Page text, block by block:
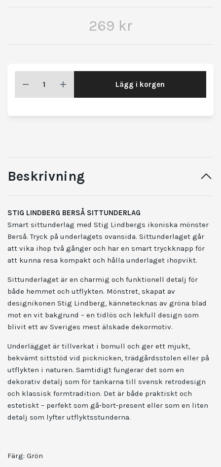
269 kr
Lägg i korgen
Beskrivning
STIG LINDBERG BERSÅ SITTUNDERLAG
Smart sittunderlag med Stig Lindbergs ikoniska mönster
Berså. Tryck på underlagets ovansida. Sittunderlaget går
att vika ihop två gånger och har en smart tryckknapp för
att kunna resa kompakt och hålla underlaget ihopvikt.
Sittunderlaget är en charmig och funktionell detalj för
både hemmet och utflykten. Mönstret, skapat av
designikonen Stig Lindberg, kännetecknas av gröna blad
mot en vit bakgrund – en tidlös och lekfull design som
blivit ett av Sveriges mest älskade dekormotiv.
Underlägget är tillverkat i bomull och ger ett mjukt,
bekvämt sittstöd vid picknicken, trädgårdsstolen eller på
utflykten i naturen. Samtidigt fungerar det som en
dekorativ detalj som för tankarna till svensk retrodesign
och klassisk formtradition. Det är både praktiskt och
estetiskt – perfekt som gå‑bort‑present eller som en liten
detalj som lyfter utflyktsstunderna.
Färg: Grön